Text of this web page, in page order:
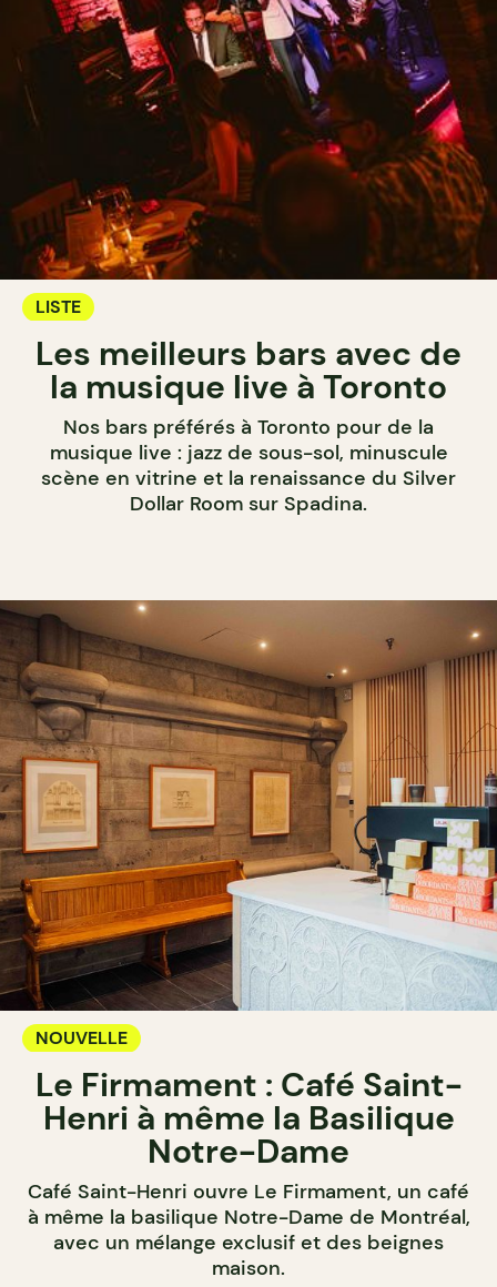
LISTE
Les meilleurs bars avec de
la musique live à Toronto
Nos bars préférés à Toronto pour de la
musique live : jazz de sous-sol, minuscule
scène en vitrine et la renaissance du Silver
Dollar Room sur Spadina.
NOUVELLE
Le Firmament : Café Saint-
Henri à même la Basilique
Notre-Dame
Café Saint-Henri ouvre Le Firmament, un café
à même la basilique Notre-Dame de Montréal,
avec un mélange exclusif et des beignes
maison.